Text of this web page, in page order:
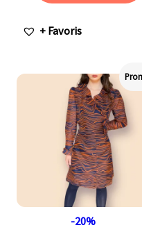
+ Favoris
-20%